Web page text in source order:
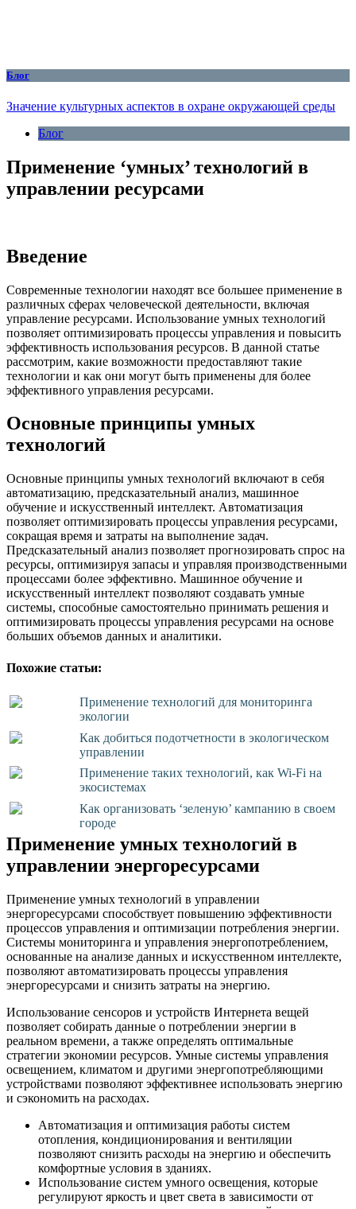
Блог
Значение культурных аспектов в охране окружающей среды
Блог
Применение ‘умных’ технологий в
управлении ресурсами
Введение
Современные технологии находят все большее применение в
различных сферах человеческой деятельности, включая
управление ресурсами. Использование умных технологий
позволяет оптимизировать процессы управления и повысить
эффективность использования ресурсов. В данной статье
рассмотрим, какие возможности предоставляют такие
технологии и как они могут быть применены для более
эффективного управления ресурсами.
Основные принципы умных
технологий
Основные принципы умных технологий включают в себя
автоматизацию, предсказательный анализ, машинное
обучение и искусственный интеллект. Автоматизация
позволяет оптимизировать процессы управления ресурсами,
сокращая время и затраты на выполнение задач.
Предсказательный анализ позволяет прогнозировать спрос на
ресурсы, оптимизируя запасы и управляя производственными
процессами более эффективно. Машинное обучение и
искусственный интеллект позволяют создавать умные
системы, способные самостоятельно принимать решения и
оптимизировать процессы управления ресурсами на основе
больших объемов данных и аналитики.
Похожие статьи:
Применение технологий для мониторинга
экологии
Как добиться подотчетности в экологическом
управлении
Применение таких технологий, как Wi-Fi на
экосистемах
Как организовать ‘зеленую’ кампанию в своем
городе
Применение умных технологий в
управлении энергоресурсами
Применение умных технологий в управлении
энергоресурсами способствует повышению эффективности
процессов управления и оптимизации потребления энергии.
Системы мониторинга и управления энергопотреблением,
основанные на анализе данных и искусственном интеллекте,
позволяют автоматизировать процессы управления
энергоресурсами и снизить затраты на энергию.
Использование сенсоров и устройств Интернета вещей
позволяет собирать данные о потреблении энергии в
реальном времени, а также определять оптимальные
стратегии экономии ресурсов. Умные системы управления
освещением, климатом и другими энергопотребляющими
устройствами позволяют эффективнее использовать энергию
и сэкономить на расходах.
Автоматизация и оптимизация работы систем
отопления, кондиционирования и вентиляции
позволяют снизить расходы на энергию и обеспечить
комфортные условия в зданиях.
Использование систем умного освещения, которые
регулируют яркость и цвет света в зависимости от